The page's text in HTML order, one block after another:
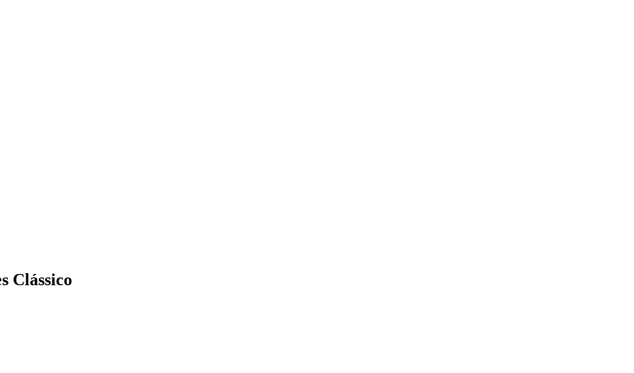
Clássico